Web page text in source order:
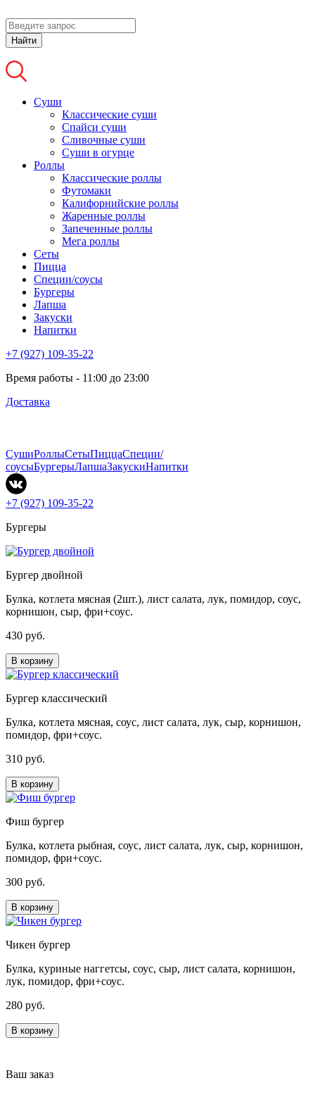
Найти
Суши
Классические суши
Спайси суши
Сливочные суши
Суши в огурце
Роллы
Классические роллы
Футомаки
Калифорнийские роллы
Жаренные роллы
Запеченные роллы
Мега роллы
Сеты
Пицца
Специи/соусы
Бургеры
Лапша
Закуски
Напитки
+7 (927) 109-35-22
Время работы - 11:00 до 23:00
Доставка
СушиРоллыСетыПиццаСпеции/
соусыБургерыЛапшаЗакускиНапитки
+7 (927) 109-35-22
Бургеры
Бургер двойной
Булка, котлета мясная (2шт.), лист салата, лук, помидор, соус,
корнишон, сыр, фри+соус.
430 руб.
В корзину
Бургер классический
Булка, котлета мясная, соус, лист салата, лук, сыр, корнишон,
помидор, фри+соус.
310 руб.
В корзину
Фиш бургер
Булка, котлета рыбная, соус, лист салата, лук, сыр, корнишон,
помидор, фри+соус.
300 руб.
В корзину
Чикен бургер
Булка, куриные наггетсы, соус, сыр, лист салата, корнишон,
лук, помидор, фри+соус.
280 руб.
В корзину
Ваш заказ